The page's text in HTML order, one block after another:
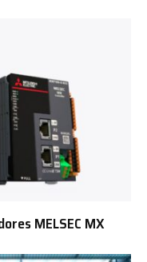
MELSEC MX